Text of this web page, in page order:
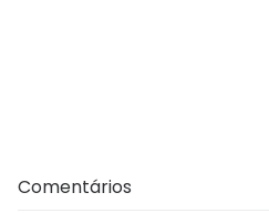
Comentários